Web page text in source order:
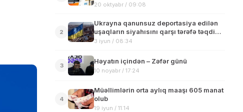
20 oktyabr / 09:08
2
Ukrayna qanunsuz deportasiya edilən
uşaqların siyahısını qarşı tərəfə təqdim
edib
3 iyun / 08:34
3
Həyatın içindən – Zəfər günü
10 noyabr / 17:24
4
Müəllimlərin orta aylıq maaşı 605 manat
olub
19 iyun / 11:14